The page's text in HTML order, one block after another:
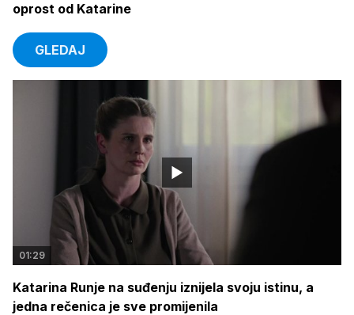
oprost od Katarine
GLEDAJ
01:29
Katarina Runje na suđenju iznijela svoju istinu, a
jedna rečenica je sve promijenila